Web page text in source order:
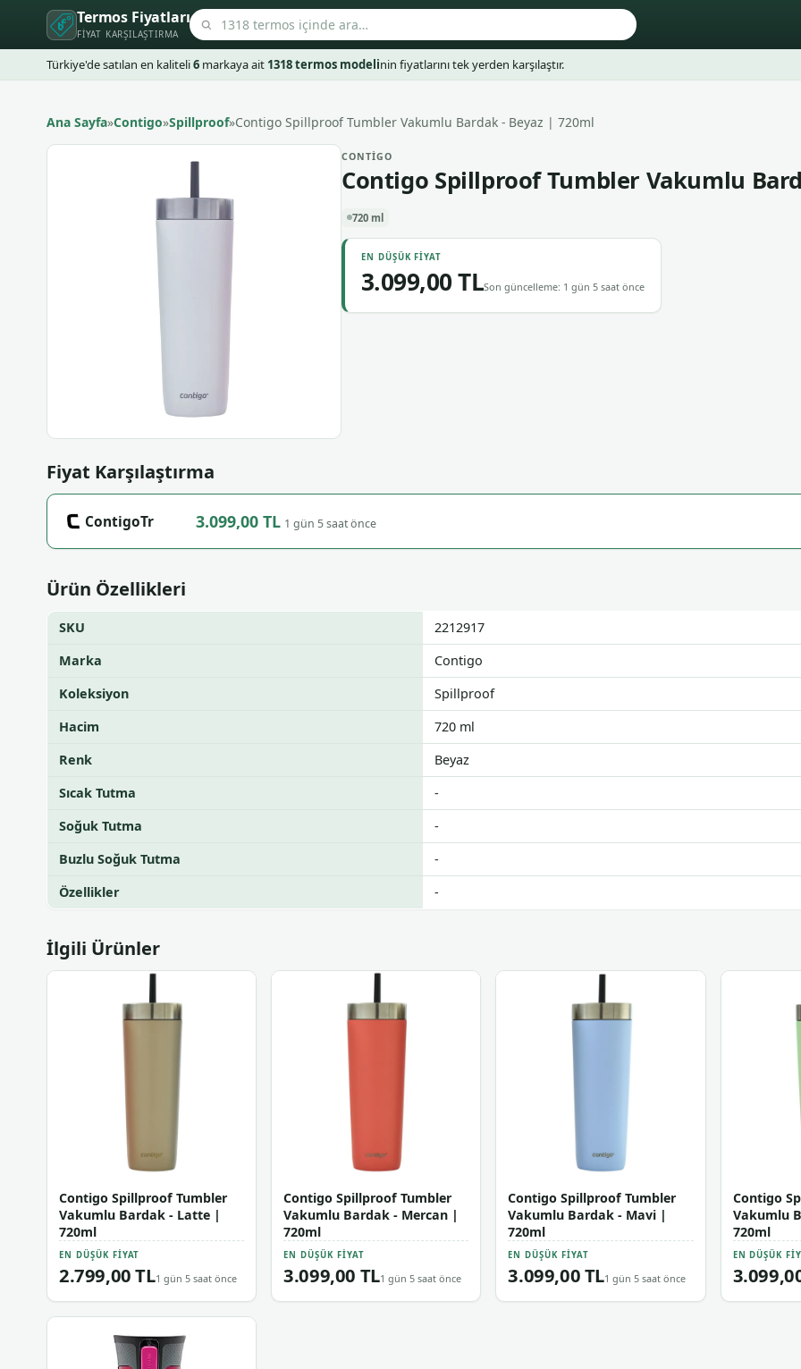
Termos Fiyatları
FIYAT KARŞILAŞTIRMA
Türkiye'de satılan en kaliteli6 markaya ait 1318 termos modelinin fiyatlarını tek yerden karşılaştır.
Ana Sayfa»Contigo»Spillproof»Contigo Spillproof Tumbler Vakumlu Bardak - Beyaz | 720ml
CONTIGO
Contigo Spillproof Tumbler Vakumlu
720 ml
EN DÜŞÜK FIYAT
3.099,00 TLSon güncelleme: 1 gün 5 saat önce
Fiyat Karşılaştırma
ContigoTr 3.099,00 TL 1 gün 5 saat önce
Ürün Özellikleri
SKU
2212917
Marka
Contigo
Koleksiyon
Spillproof
Hacim
720 ml
Renk
Beyaz
Sıcak Tutma
-
Soğuk Tutma
-
Buzlu Soğuk Tutma
-
Özellikler
-
İlgili Ürünler
Contigo Spillproof Tumbler
Vakumlu Bardak - Latte |
720ml
EN DÜŞÜK FIYAT
2.799,00 TL1 gün 5 saat önce
Contigo Spillproof Tumbler
Vakumlu Bardak - Mercan |
720ml
EN DÜŞÜK FIYAT
3.099,00 TL1 gün 5 saat önce
Contigo Spillproof Tumbler
Vakumlu Bardak - Mavi |
720ml
EN DÜŞÜK FIYAT
3.099,00 TL1 gün 5 saat önce
Contigo
Vakumlu
720ml
EN DÜŞÜK